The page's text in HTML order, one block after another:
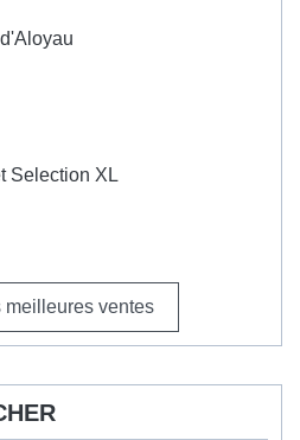
Selection XL
meilleures ventes